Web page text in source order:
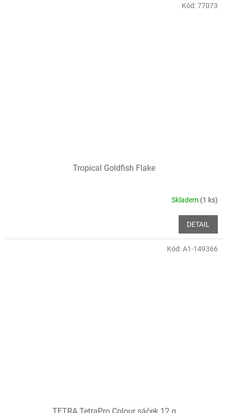
Tropical Goldfish Flake
Skladem (1 ks)
DETAIL
Kód:77073
TETRA TetraPro Colour sáček 12 g
Kód:A1-149366